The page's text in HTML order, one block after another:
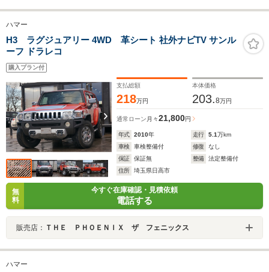
ハマー
H3 ラグジュアリー 4WD 革シート 社外ナビTV サンル
ーフ ドラレコ
購入プラン付
支払総額
218万円
本体価格
203.8万円
通常ローン 月々21,800円
年式 2010年 走行 5.1万km
車検
車検整備付 修復
なし
保証
保証無 整備
法定整備付
住所
埼玉県日高市
無
料
今すぐ在庫確認・見積依頼
電話する
販売店： ＴＨＥ ＰＨＯＥＮＩＸ ザ フェニックス
ハマー